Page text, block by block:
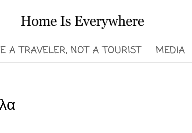
A TRAVELER, NOT A TOURIST MEDIA